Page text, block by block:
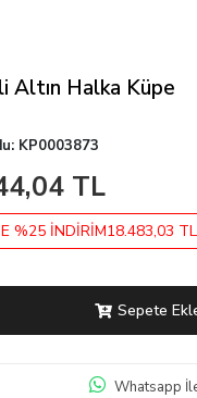
Altın Halka Küpe
KP0003873
TL
%25 İNDİRİM18.483,03 TL
Sepete
Whatsapp